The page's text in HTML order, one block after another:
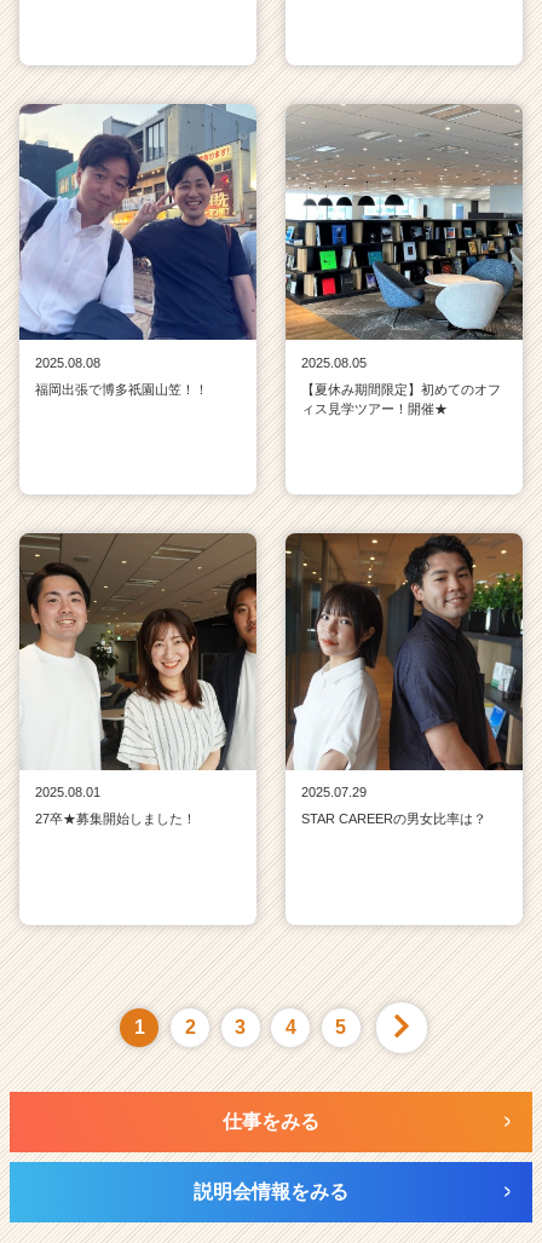
2025.08.08
福岡出張で博多祇園山笠！！
2025.08.05
【夏休み期間限定】初めてのオフ
ィス見学ツアー！開催★
2025.08.01
27卒★募集開始しました！
2025.07.29
STAR CAREERの男女比率は？
1 2 3 4 5
仕事をみる
説明会情報をみる